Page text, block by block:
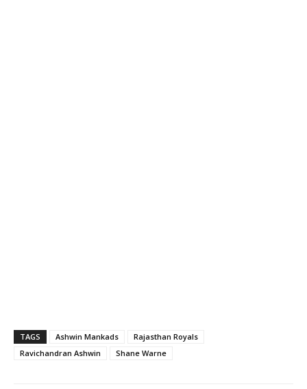
TAGS Ashwin Mankads
Rajasthan Royals
Ravichandran Ashwin
Shane Warne